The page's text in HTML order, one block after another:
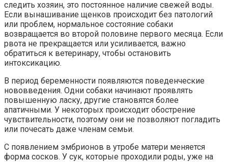
следить хозяин, это постоянное наличие свежей воды.
Если вынашивание щенков происходит без патологий
или проблем, нормальное состояние собаки
возвращается во второй половине первого месяца. Если
рвота не прекращается или усиливается, важно
обратиться к ветеринару, чтобы остановить
интоксикацию.
В период беременности появляются поведенческие
нововведения. Одни собаки начинают проявлять
повышенную ласку, другие становятся более
апатичными. У некоторых происходит обострение
чувствительности, поэтому они не позволяют погладить
или почесать даже членам семьи.
С появлением эмбрионов в утробе матери меняется
форма сосков. У сук, которые проходили роды, уже на